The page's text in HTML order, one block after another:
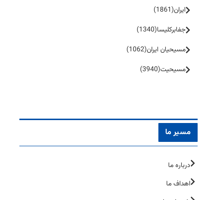
ایران(1861)
جفا‌بر‌کلیسا(1340)
مسیحیان ایران(1062)
مسیحیت(3940)
مسیر ما
درباره ما
اهداف ما